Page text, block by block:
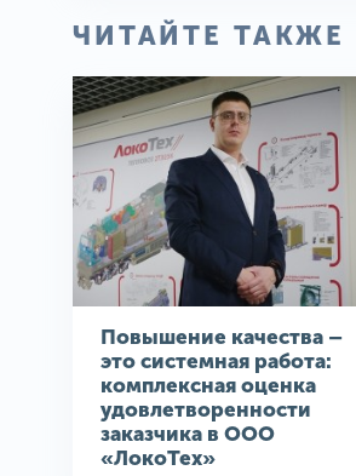
ЧИТАЙТЕ ТАКЖЕ
Повышение качества –
это системная работа:
комплексная оценка
удовлетворенности
заказчика в ООО
«ЛокоТех»